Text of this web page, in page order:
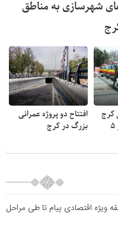
شهرسازی به مناطق
کرج
در حوادث کمتر از ۵
افتتاح دو پروژه عمرانی
بزرگ در کرج
ویژه اقتصادی پیام تا طی مراحل